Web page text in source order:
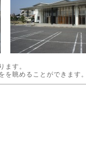
ます。
を眺めることができます